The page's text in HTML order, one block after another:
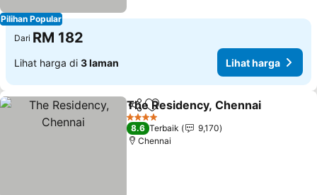
Pilihan Popular
Dari RM 182
Lihat harga di 3 laman Lihat harga
KongsiTambah ke favorit
The Residency, Chennai
4 Bintang
8.6 Terbaik
9,170
Chennai